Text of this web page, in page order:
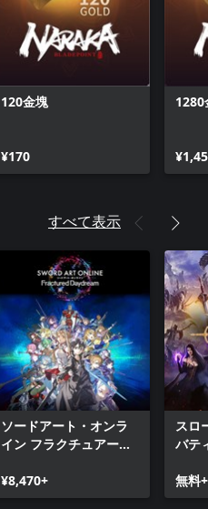
120金塊
¥170
1280
すべて表示
ソードアート・オンラ
イン フラクチュアード
¥8,470+
スロ
バテ
無料+